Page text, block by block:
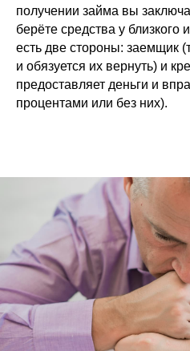
получении займа вы
берёте средства у близкого
есть две стороны: заемщик
и обязуется их вернуть) и
предоставляет деньги и
процентами или без них).